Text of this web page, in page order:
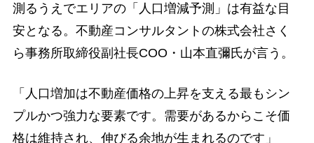
測るうえでエリアの「人口増減予測」は有益な目
安となる。不動産コンサルタントの株式会社さく
ら事務所取締役副社長COO・山本直彌氏が言う。
「人口増加は不動産価格の上昇を支える最もシン
プルかつ強力な要素です。需要があるからこそ価
格は維持され、伸びる余地が生まれるのです」